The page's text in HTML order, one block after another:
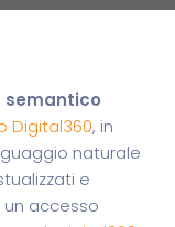
semantico
Digital360, in
naturale
e
accesso